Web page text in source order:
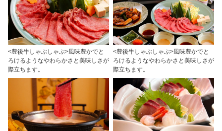
<豊後牛しゃぶしゃぶ>風味豊かでと
ろけるようなやわらかさと美味しさが
際立ちます。
<豊後牛しゃぶしゃぶ>風味豊かでと
ろけるようなやわらかさと美味しさが
際立ちます。